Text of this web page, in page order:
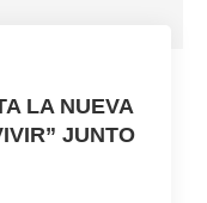
LA NUEVA
JUNTO